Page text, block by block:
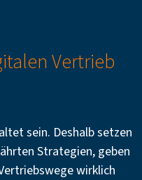
Vertrieb
sein. Deshalb setzen
Strategien, geben
wirklich